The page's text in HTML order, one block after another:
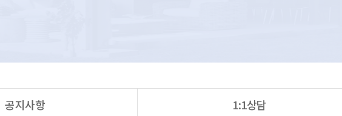
공지사항 1:1상담